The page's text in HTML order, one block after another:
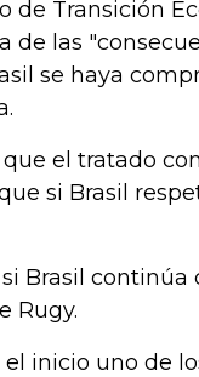
de Transición
de las
se haya
el tratado
si Brasil
Brasil continúa
Rugy.
inicio uno de